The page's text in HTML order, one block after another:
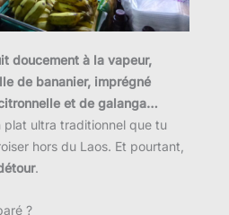
doucement à la vapeur,
de bananier, imprégné
et de galanga…
plat ultra traditionnel que tu
hors du Laos. Et pourtant,
.
?